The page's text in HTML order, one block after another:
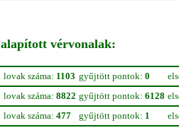
vérvonalak:
lovak száma: 1103 gyűjtött pontok: 0
lovak száma: 8822 gyűjtött pontok: 6128
lovak száma: 477 gyűjtött pontok: 1